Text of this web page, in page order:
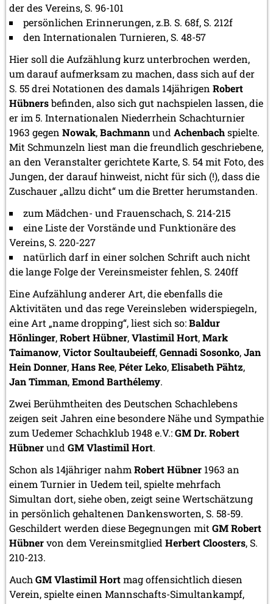
der des Vereins, S. 96-101
persönlichen Erinnerungen, z.B. S. 68f, S. 212f
den Internationalen Turnieren, S. 48-57
Hier soll die Aufzählung kurz unterbrochen werden,
um darauf aufmerksam zu machen, dass sich auf der
S. 55 drei Notationen des damals 14jährigen Robert
Hübnersbefinden, also sich gut nachspielen lassen, die
er im 5. Internationalen Niederrhein Schachturnier
1963 gegen Nowak,Bachmannund Achenbachspielte.
Mit Schmunzeln liest man die freundlich geschriebene,
an den Veranstalter gerichtete Karte, S. 54 mit Foto, des
Jungen, der darauf hinweist, nicht für sich (!), dass die
Zuschauer „allzu dicht“ um die Bretter herumstanden.
zum Mädchen- und Frauenschach, S. 214-215
eine Liste der Vorstände und Funktionäre des
Vereins, S. 220-227
natürlich darf in einer solchen Schrift auch nicht
die lange Folge der Vereinsmeister fehlen, S. 240ff
Eine Aufzählung anderer Art, die ebenfalls die
Aktivitäten und das rege Vereinsleben widerspiegeln,
eine Art „name dropping“, liest sich so:Baldur
Hönlinger,Robert Hübner,Vlastimil Hort,Mark
Taimanow,Victor Soultaubeieff,Gennadi Sosonko,Jan
Hein Donner,Hans Ree,Péter Leko,Elisabeth Pähtz,
Jan Timman,Emond Barthélemy.
Zwei Berühmtheiten des Deutschen Schachlebens
zeigen seit Jahren eine besondere Nähe und Sympathie
zum Uedemer Schachklub 1948 e.V.:GM Dr. Robert
Hübnerund GM Vlastimil Hort.
Schon als 14jähriger nahm Robert Hübner 1963 an
einem Turnier in Uedem teil, spielte mehrfach
Simultan dort, siehe oben, zeigt seine Wertschätzung
in persönlich gehaltenen Dankensworten, S. 58-59.
Geschildert werden diese Begegnungen mit GM Robert
Hübnervon dem Vereinsmitglied Herbert Cloosters, S.
210-213.
Auch GM Vlastimil Hortmag offensichtlich diesen
Verein, spielte einen Mannschafts-Simultankampf,